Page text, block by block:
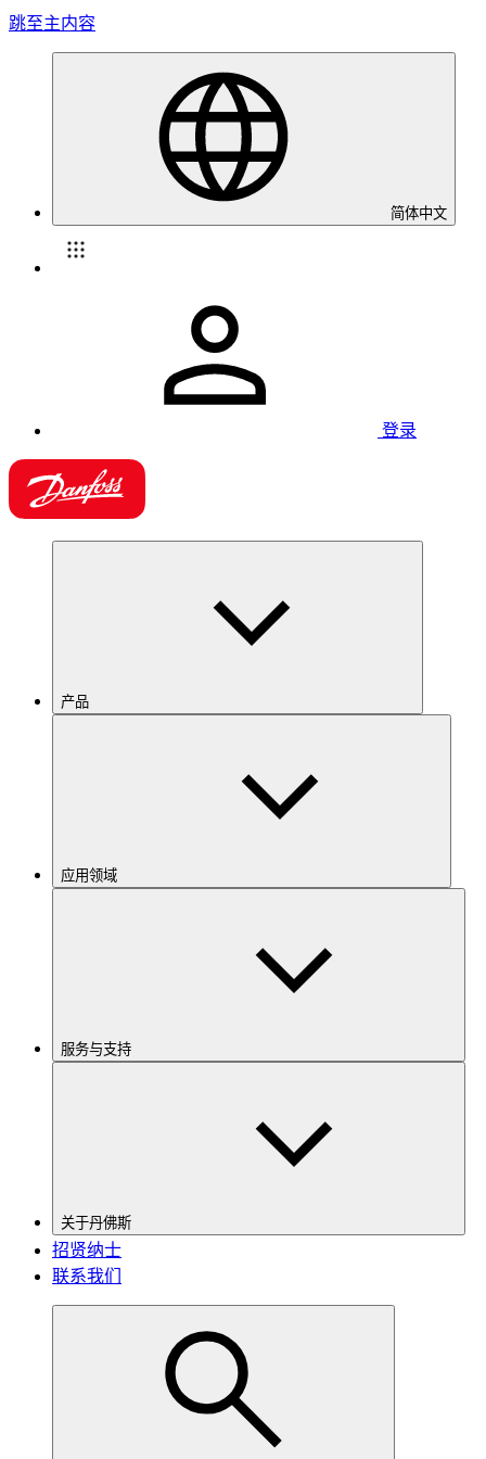
跳至主内容
简体中文
登录
产品
应用领域
服务与支持
关于丹佛斯
招贤纳士
联系我们